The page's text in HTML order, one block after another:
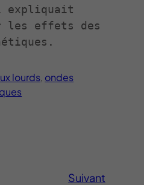
expliquait
les effets des
lourds, ondes
Suivant